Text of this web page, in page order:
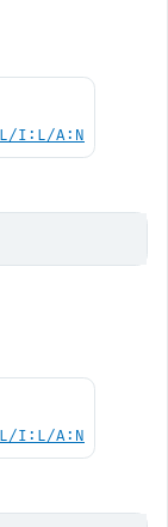
I:L/A:N
I:L/A:N